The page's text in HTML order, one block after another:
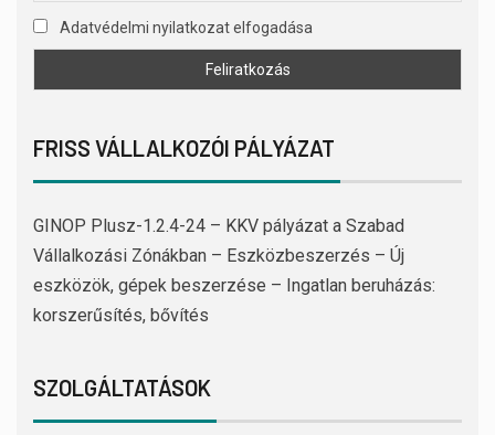
Adatvédelmi nyilatkozat elfogadása
FRISS VÁLLALKOZÓI PÁLYÁZAT
GINOP Plusz-1.2.4-24 – KKV pályázat a Szabad
Vállalkozási Zónákban – Eszközbeszerzés – Új
eszközök, gépek beszerzése – Ingatlan beruházás:
korszerűsítés, bővítés
SZOLGÁLTATÁSOK